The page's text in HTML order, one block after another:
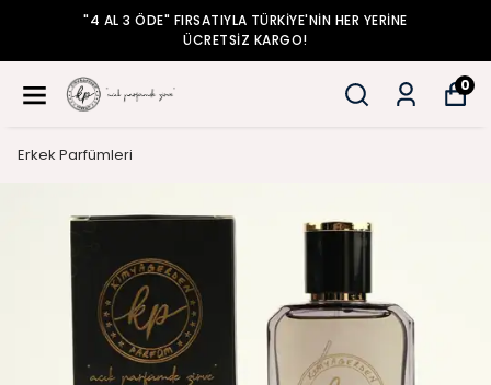
"4 AL 3 ÖDE" FIRSATIYLA TÜRKİYE'NİN HER YERİNE
ÜCRETSİZ KARGO!
0
Erkek Parfümleri